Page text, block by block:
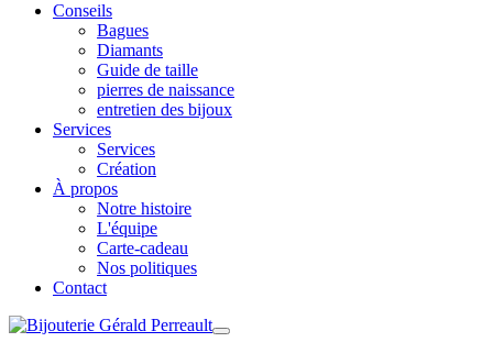
Conseils
Bagues
Diamants
Guide de taille
pierres de naissance
entretien des bijoux
Services
Services
Création
À propos
Notre histoire
L'équipe
Carte-cadeau
Nos politiques
Contact